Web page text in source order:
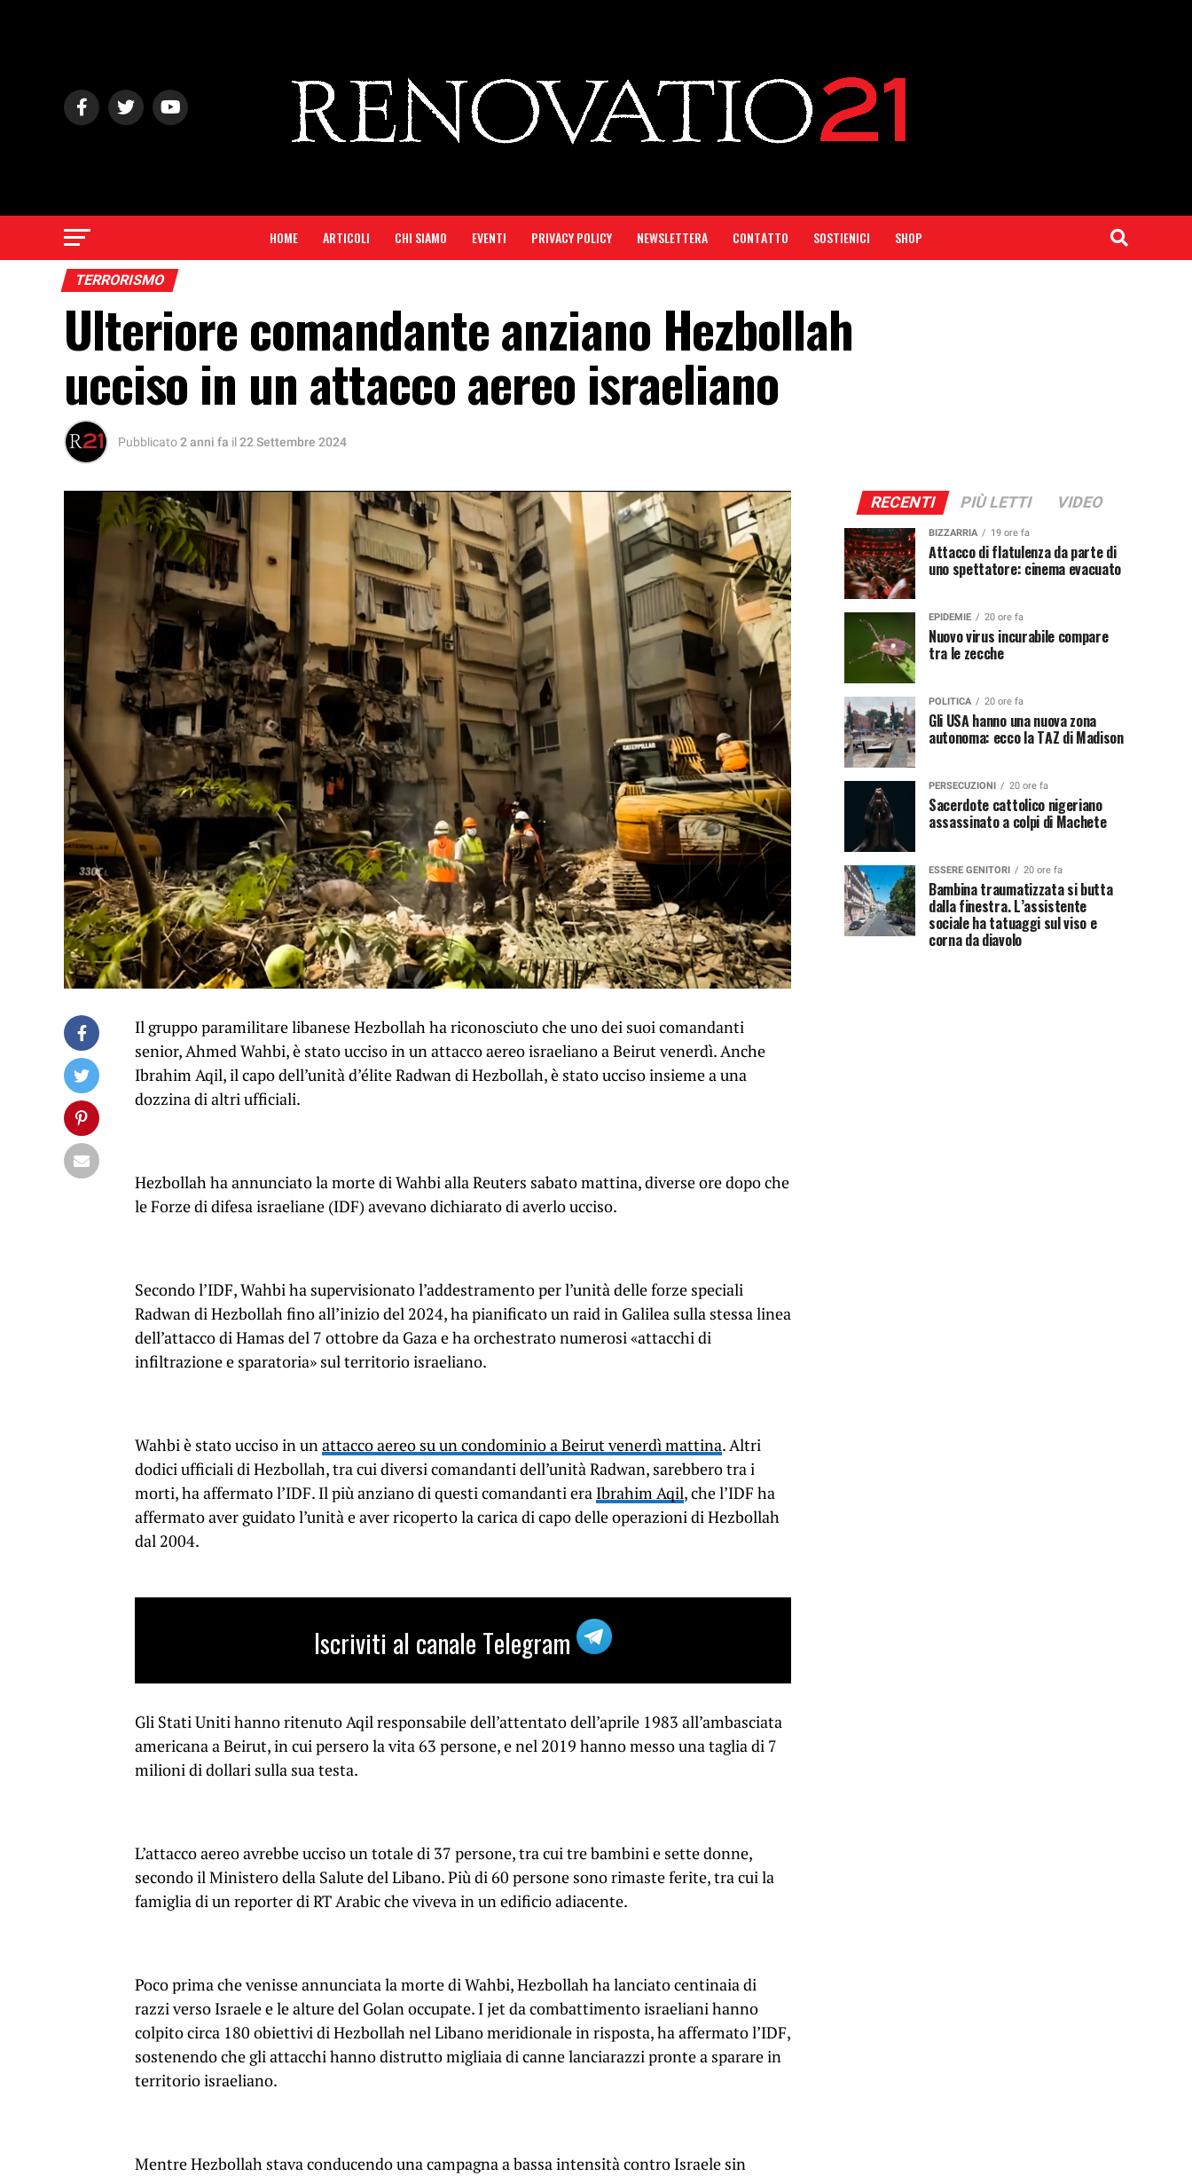
HOME ARTICOLI CHI SIAMO EVENTI PRIVACY POLICY NEWSLETTERA CONTATTO SOSTIENICI SHOP
TERRORISMO
Ulteriore comandante anziano Hezbollah
ucciso in un attacco aereo israeliano
Pubblicato2 anni fa il22 Settembre 2024
Il gruppo paramilitare libanese Hezbollah ha riconosciuto che uno dei suoi comandanti
senior, Ahmed Wahbi, è stato ucciso in un attacco aereo israeliano a Beirut venerdì. Anche
Ibrahim Aqil, il capo dell’unità d’élite Radwan di Hezbollah, è stato ucciso insieme a una
dozzina di altri ufficiali.
Hezbollah ha annunciato la morte di Wahbi alla Reuters sabato mattina, diverse ore dopo che
le Forze di difesa israeliane (IDF) avevano dichiarato di averlo ucciso.
Secondo l’IDF, Wahbi ha supervisionato l’addestramento per l’unità delle forze speciali
Radwan di Hezbollah fino all’inizio del 2024, ha pianificato un raid in Galilea sulla stessa linea
dell’attacco di Hamas del 7 ottobre da Gaza e ha orchestrato numerosi «attacchi di
infiltrazione e sparatoria» sul territorio israeliano.
Wahbi è stato ucciso in unattacco aereo su un condominio a Beirut venerdì mattina. Altri
dodici ufficiali di Hezbollah, tra cui diversi comandanti dell’unità Radwan, sarebbero tra i
morti, ha affermato l’IDF. Il più anziano di questi comandanti era Ibrahim Aqil, che l’IDF ha
affermato aver guidato l’unità e aver ricoperto la carica di capo delle operazioni di Hezbollah
dal 2004.
Iscriviti al canale Telegram
Gli Stati Uniti hanno ritenuto Aqil responsabile dell’attentato dell’aprile 1983 all’ambasciata
americana a Beirut, in cui persero la vita 63 persone, e nel 2019 hanno messo una taglia di 7
milioni di dollari sulla sua testa.
L’attacco aereo avrebbe ucciso un totale di 37 persone, tra cui tre bambini e sette donne,
secondo il Ministero della Salute del Libano. Più di 60 persone sono rimaste ferite, tra cui la
famiglia di un reporter di RT Arabic che viveva in un edificio adiacente.
Poco prima che venisse annunciata la morte di Wahbi, Hezbollah ha lanciato centinaia di
razzi verso Israele e le alture del Golan occupate. I jet da combattimento israeliani hanno
colpito circa 180 obiettivi di Hezbollah nel Libano meridionale in risposta, ha affermato l’IDF,
sostenendo che gli attacchi hanno distrutto migliaia di canne lanciarazzi pronte a sparare in
territorio israeliano.
Mentre Hezbollah stava conducendo una campagna a bassa intensità contro Israele sin
RECENTI PIÙ LETTI VIDEO
BIZZARRIA 19 ore fa
Attacco di flatulenza da parte di
uno spettatore: cinema evacuato
EPIDEMIE 20 ore fa
Nuovo virus incurabile compare
tra le zecche
POLITICA 20 ore fa
Gli USA hanno una nuova zona
autonoma: ecco la TAZ di Madison
PERSECUZIONI 20 ore fa
Sacerdote cattolico nigeriano
assassinato a colpi di Machete
ESSERE GENITORI 20 ore fa
Bambina traumatizzata si butta
dalla finestra. L’assistente
sociale ha tatuaggi sul viso e
corna da diavolo